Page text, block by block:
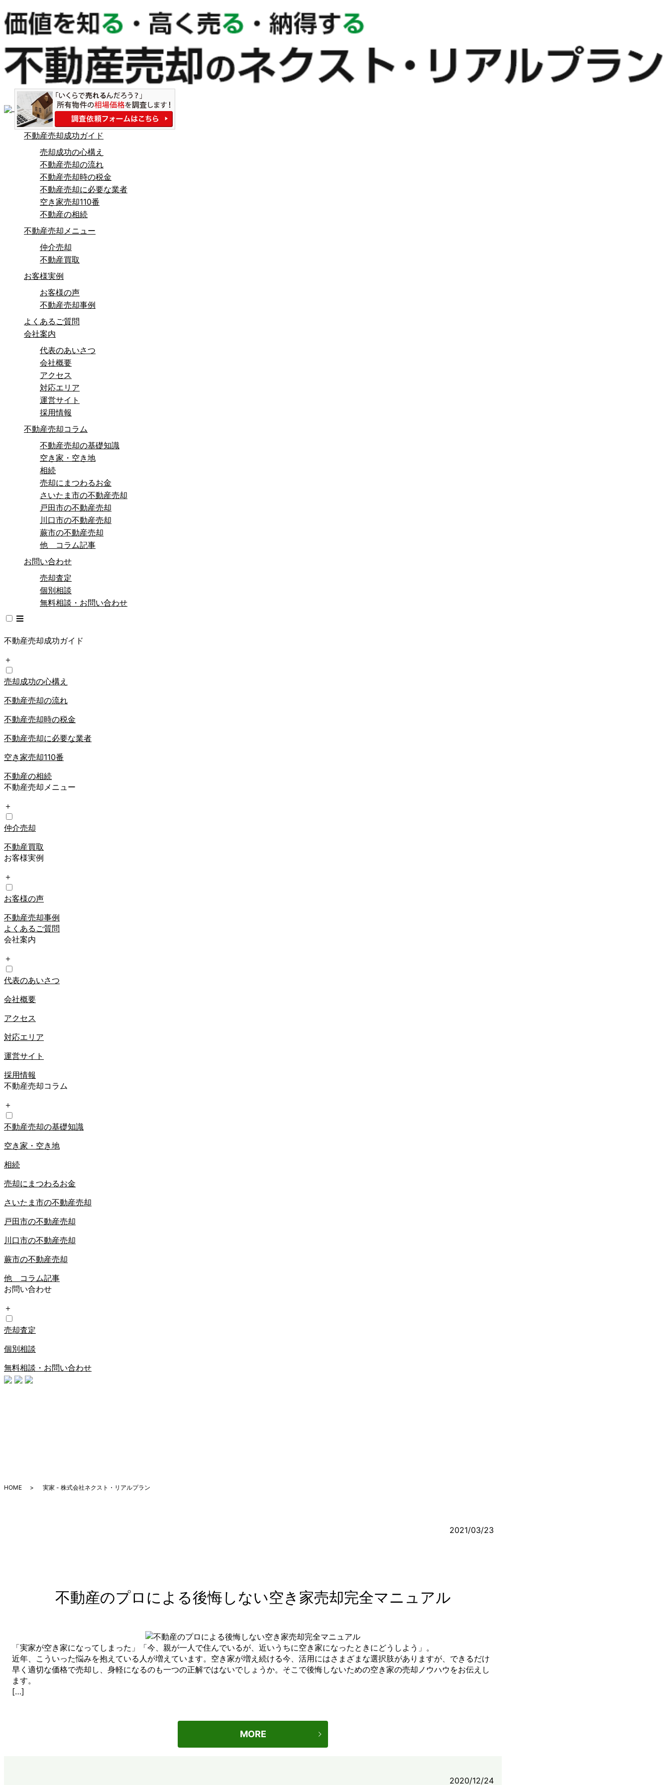
不動産売却成功ガイド
売却成功の心構え
不動産売却の流れ
不動産売却時の税金
不動産売却に必要な業者
空き家売却110番
不動産の相続
不動産売却メニュー
仲介売却
不動産買取
お客様実例
お客様の声
不動産売却事例
よくあるご質問
会社案内
代表のあいさつ
会社概要
アクセス
対応エリア
運営サイト
採用情報
不動産売却コラム
不動産売却の基礎知識
空き家・空き地
相続
売却にまつわるお金
さいたま市の不動産売却
戸田市の不動産売却
川口市の不動産売却
蕨市の不動産売却
他 コラム記事
お問い合わせ
売却査定
個別相談
無料相談・お問い合わせ
不動産売却成功ガイド
＋
売却成功の心構え
不動産売却の流れ
不動産売却時の税金
不動産売却に必要な業者
空き家売却110番
不動産の相続
不動産売却メニュー
＋
仲介売却
不動産買取
お客様実例
＋
お客様の声
不動産売却事例
よくあるご質問
会社案内
＋
代表のあいさつ
会社概要
アクセス
対応エリア
運営サイト
採用情報
不動産売却コラム
＋
不動産売却の基礎知識
空き家・空き地
相続
売却にまつわるお金
さいたま市の不動産売却
戸田市の不動産売却
川口市の不動産売却
蕨市の不動産売却
他 コラム記事
お問い合わせ
＋
売却査定
個別相談
無料相談・お問い合わせ
HOME 実家 - 株式会社ネクスト・リアルプラン
2021/03/23
不動産のプロによる後悔しない空き家売却完全マニュアル
「実家が空き家になってしまった」「今、親が一人で住んでいるが、近いうちに空き家になったときにどうしよう」。
近年、こういった悩みを抱えている人が増えています。空き家が増え続ける今、活用にはさまざまな選択肢がありますが、できるだけ
早く適切な価格で売却し、身軽になるのも一つの正解ではないでしょうか。そこで後悔しないための空き家の売却ノウハウをお伝えし
ます。
[…]
MORE
2020/12/24